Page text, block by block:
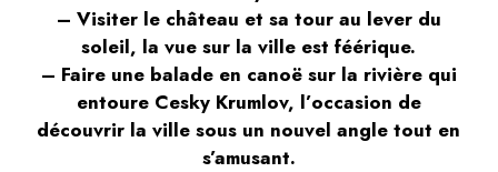
– Visiter le château et sa tour au lever du
soleil, la vue sur la ville est féérique.
– Faire une balade en canoë sur la rivière qui
entoure Cesky Krumlov, l’occasion de
découvrir la ville sous un nouvel angle tout en
s’amusant.